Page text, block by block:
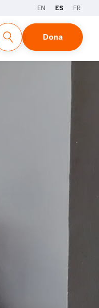
EN ES FR
Dona